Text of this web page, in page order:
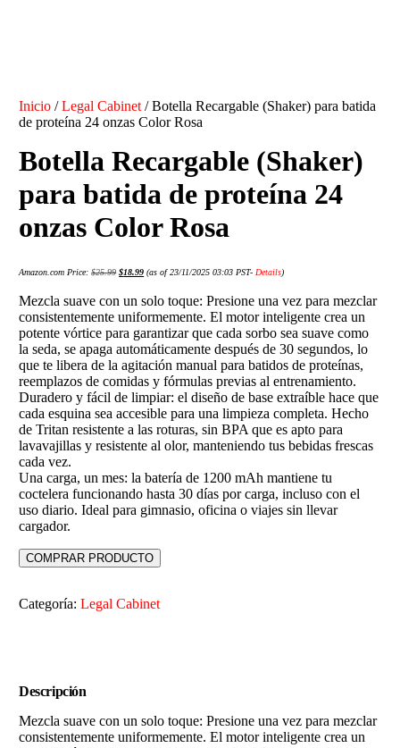
Inicio /Legal Cabinet / Botella Recargable (Shaker) para batida
de proteína 24 onzas Color Rosa
Botella Recargable (Shaker)
para batida de proteína 24
onzas Color Rosa
Amazon.com Price:$25.99 $18.99 (as of 23/11/2025 03:03 PST-Details)
Mezcla suave con un solo toque: Presione una vez para mezclar
consistentemente uniformemente. El motor inteligente crea un
potente vórtice para garantizar que cada sorbo sea suave como
la seda, se apaga automáticamente después de 30 segundos, lo
que te libera de la agitación manual para batidos de proteínas,
reemplazos de comidas y fórmulas previas al entrenamiento.
Duradero y fácil de limpiar: el diseño de base extraíble hace que
cada esquina sea accesible para una limpieza completa. Hecho
de Tritan resistente a las roturas, sin BPA que es apto para
lavavajillas y resistente al olor, manteniendo tus bebidas frescas
cada vez.
Una carga, un mes: la batería de 1200 mAh mantiene tu
coctelera funcionando hasta 30 días por carga, incluso con el
uso diario. Ideal para gimnasio, oficina o viajes sin llevar
cargador.
COMPRAR PRODUCTO
Categoría:Legal Cabinet
Descripción
Mezcla suave con un solo toque: Presione una vez para mezclar
consistentemente uniformemente. El motor inteligente crea un